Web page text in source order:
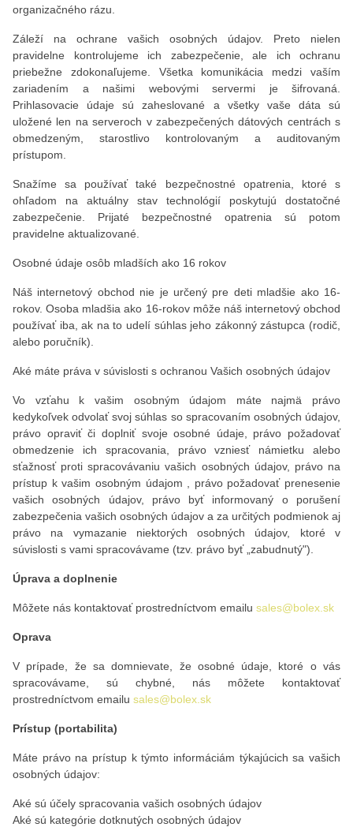
organizačného rázu.
Záleží na ochrane vašich osobných údajov. Preto nielen
pravidelne kontrolujeme ich zabezpečenie, ale ich ochranu
priebežne zdokonaľujeme. Všetka komunikácia medzi vaším
zariadením a našimi webovými servermi je šifrovaná.
Prihlasovacie údaje sú zaheslované a všetky vaše dáta sú
uložené len na serveroch v zabezpečených dátových centrách s
obmedzeným, starostlivo kontrolovaným a auditovaným
prístupom.
Snažíme sa používať také bezpečnostné opatrenia, ktoré s
ohľadom na aktuálny stav technológií poskytujú dostatočné
zabezpečenie. Prijaté bezpečnostné opatrenia sú potom
pravidelne aktualizované.
Osobné údaje osôb mladších ako 16 rokov
Náš internetový obchod nie je určený pre deti mladšie ako 16-
rokov. Osoba mladšia ako 16-rokov môže náš internetový obchod
používať iba, ak na to udelí súhlas jeho zákonný zástupca (rodič,
alebo poručník).
Aké máte práva v súvislosti s ochranou Vašich osobných údajov
Vo vzťahu k vašim osobným údajom máte najmä právo
kedykoľvek odvolať svoj súhlas so spracovaním osobných údajov,
právo opraviť či doplniť svoje osobné údaje, právo požadovať
obmedzenie ich spracovania, právo vzniesť námietku alebo
sťažnosť proti spracovávaniu vašich osobných údajov, právo na
prístup k vašim osobným údajom , právo požadovať prenesenie
vašich osobných údajov, právo byť informovaný o porušení
zabezpečenia vašich osobných údajov a za určitých podmienok aj
právo na vymazanie niektorých osobných údajov, ktoré v
súvislosti s vami spracovávame (tzv. právo byť „zabudnutý").
Úprava a doplnenie
Môžete nás kontaktovať prostredníctvom emailu sales@bolex.sk
Oprava
V prípade, že sa domnievate, že osobné údaje, ktoré o vás
spracovávame, sú chybné, nás môžete kontaktovať
prostredníctvom emailu sales@bolex.sk
Prístup (portabilita)
Máte právo na prístup k týmto informáciám týkajúcich sa vašich
osobných údajov:
Aké sú účely spracovania vašich osobných údajov
Aké sú kategórie dotknutých osobných údajov